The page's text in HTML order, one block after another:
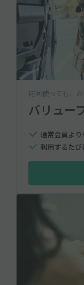
何回使っても、
バリュー
通常会員よ
利用するた